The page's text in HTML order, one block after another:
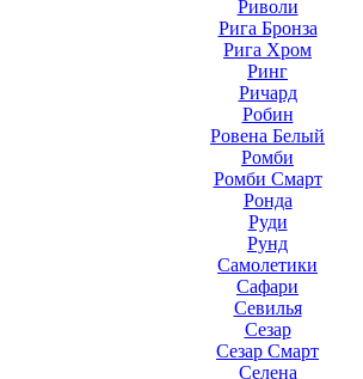
Риволи
Рига Бронза
Рига Хром
Ринг
Ричард
Робин
Ровена Белый
Ромби
Ромби Смарт
Ронда
Руди
Рунд
Самолетики
Сафари
Севилья
Сезар
Сезар Смарт
Селена